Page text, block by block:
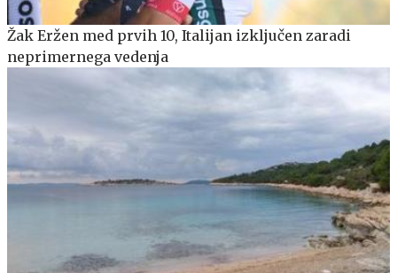
Žak Eržen med prvih 10, Italijan izključen zaradi
neprimernega vedenja